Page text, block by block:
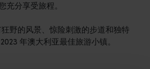
充分享受旅程。
野的风景、惊险刺激的步道和独特
年澳大利亚最佳旅游小镇。